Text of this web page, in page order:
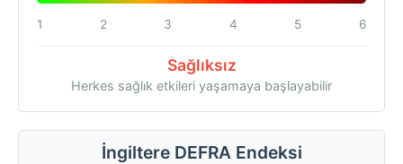
1 2 3 4 5 6
Sağlıksız
Herkes sağlık etkileri yaşamaya başlayabilir
İngiltere DEFRA Endeksi